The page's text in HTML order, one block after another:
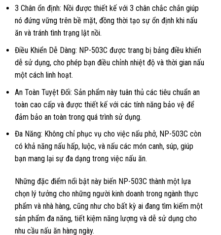
3 Chân ổn định: Nồi được thiết kế với 3 chân chắc chắn giúp
nó đứng vững trên bề mặt, đồng thời tạo sự ổn định khi nấu
ăn và tránh tình trạng lật nồi.
Điều Khiển Dễ Dàng: NP-503C được trang bị bảng điều khiển
dễ sử dụng, cho phép bạn điều chỉnh nhiệt độ và thời gian nấu
một cách linh hoạt.
An Toàn Tuyệt Đối: Sản phẩm này tuân thủ các tiêu chuẩn an
toàn cao cấp và được thiết kế với các tính năng bảo vệ để
đảm bảo an toàn trong quá trình sử dụng.
Đa Năng: Không chỉ phục vụ cho việc nấu phở, NP-503C còn
có khả năng nấu hấp, luộc, và nấu các món canh, súp, giúp
bạn mang lại sự đa dạng trong việc nấu ăn.
Những đặc điểm nổi bật này biến NP-503C thành một lựa
chọn lý tưởng cho những người kinh doanh trong ngành thực
phẩm và nhà hàng, cũng như cho bất kỳ ai đang tìm kiếm một
sản phẩm đa năng, tiết kiệm năng lượng và dễ sử dụng cho
nhu cầu nấu ăn hàng ngày.